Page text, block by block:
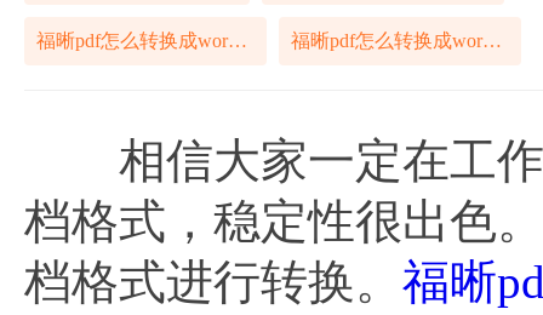
福晰pdf怎么转换成word格式 福晰pdf怎么转换成word文件
相信大家一定在工作
档格式，稳定性很出色
档格式进行转换。 福晰